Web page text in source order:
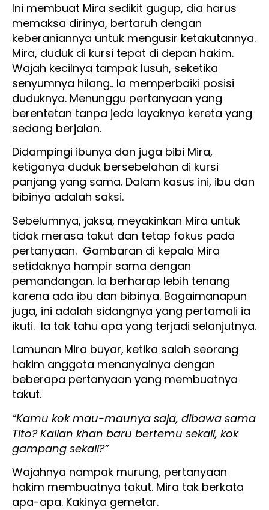
Ini membuat Mira sedikit gugup, dia harus
memaksa dirinya, bertaruh dengan
keberaniannya untuk mengusir ketakutannya.
Mira, duduk di kursi tepat di depan hakim.
Wajah kecilnya tampak lusuh, seketika
senyumnya hilang.. Ia memperbaiki posisi
duduknya. Menunggu pertanyaan yang
berentetan tanpa jeda layaknya kereta yang
sedang berjalan.
Didampingi ibunya dan juga bibi Mira,
ketiganya duduk bersebelahan di kursi
panjang yang sama. Dalam kasus ini, ibu dan
bibinya adalah saksi.
Sebelumnya, jaksa, meyakinkan Mira untuk
tidak merasa takut dan tetap fokus pada
pertanyaan. Gambaran di kepala Mira
setidaknya hampir sama dengan
pemandangan. Ia berharap lebih tenang
karena ada ibu dan bibinya. Bagaimanapun
juga, ini adalah sidangnya yang pertamali ia
ikuti. Ia tak tahu apa yang terjadi selanjutnya.
Lamunan Mira buyar, ketika salah seorang
hakim anggota menanyainya dengan
beberapa pertanyaan yang membuatnya
takut.
“Kamu kok mau-maunya saja, dibawa sama
Tito? Kalian khan baru bertemu sekali, kok
gampang sekali?”
Wajahnya nampak murung, pertanyaan
hakim membuatnya takut. Mira tak berkata
apa-apa. Kakinya gemetar.